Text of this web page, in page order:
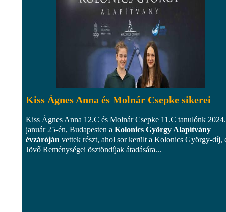
Kiss Ágnes Anna és Molnár Csepke sikerei
Kiss Ágnes Anna 12.C és Molnár Csepke 11.C tanulónk 2024.
január 25-én, Budapesten a Kolonics György Alapítvány
évzáróján vettek részt, ahol sor került a Kolonics György-díj,
Jövő Reménységei ösztöndíjak átadására...